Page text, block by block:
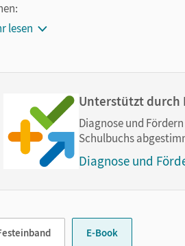
Text ergänzen
Lesezeichen hinzufügen
im Text suchen
zoomen
Medien sind wichtige Bestandteile
lesen
Unterstützt durch
Diagnose und
Schulbuchs
Diagnose und
E-Book